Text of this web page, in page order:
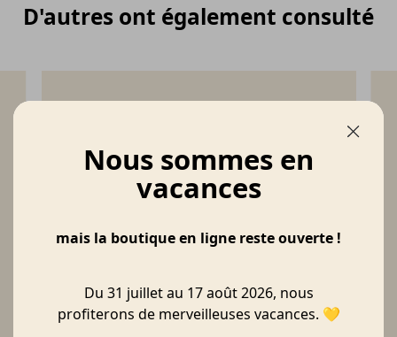
Nous sommes en
vacances
mais la boutique en ligne reste ouverte !
Du 31 juillet au 17 août 2026, nous
profiterons de merveilleuses vacances. 💛
D'autres ont également consulté